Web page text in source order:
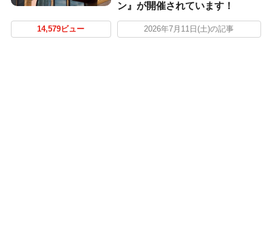
ン』が開催されています！
14,579ビュー 2026年7月11日(土)の記事